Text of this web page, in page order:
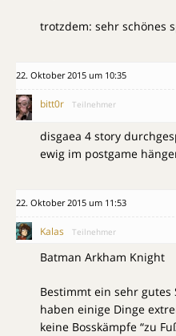
trotzdem: sehr schönes
22. Oktober 2015 um 10:35
bitt0r Teilnehmer
disgaea 4 story
ewig im postgame
22. Oktober 2015 um 11:53
Kalas Teilnehmer
Batman Arkham Knight
Bestimmt ein sehr
haben einige Dinge
keine Bosskämpfe “zu